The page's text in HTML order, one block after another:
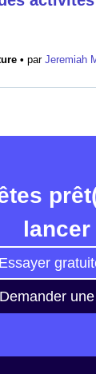
• par Jeremiah
lancer
Essayer
Demander